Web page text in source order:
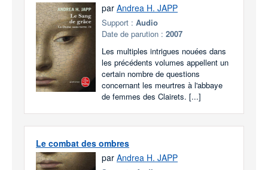
par Andrea H. JAPP
Support : Audio
Date de parution : 2007
Les multiples intrigues nouées dans
les précédents volumes appellent un
certain nombre de questions
concernant les meurtres à l'abbaye
de femmes des Clairets. [...]
Le combat des ombres
par Andrea H. JAPP